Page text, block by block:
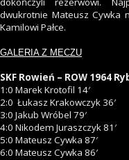
dwukrotnie Mateusz Cywka
Kamilowi Pałce.
GALERIA Z MECZU
SKF Rowień – ROW 1964
1:0 Marek Krotofil 14′
2:0 Łukasz Krakowczyk 36′
3:0 Jakub Wróbel 79′
4:0 Nikodem Juraszczyk 81′
5:0 Mateusz Cywka 87′
6:0 Mateusz Cywka 86′